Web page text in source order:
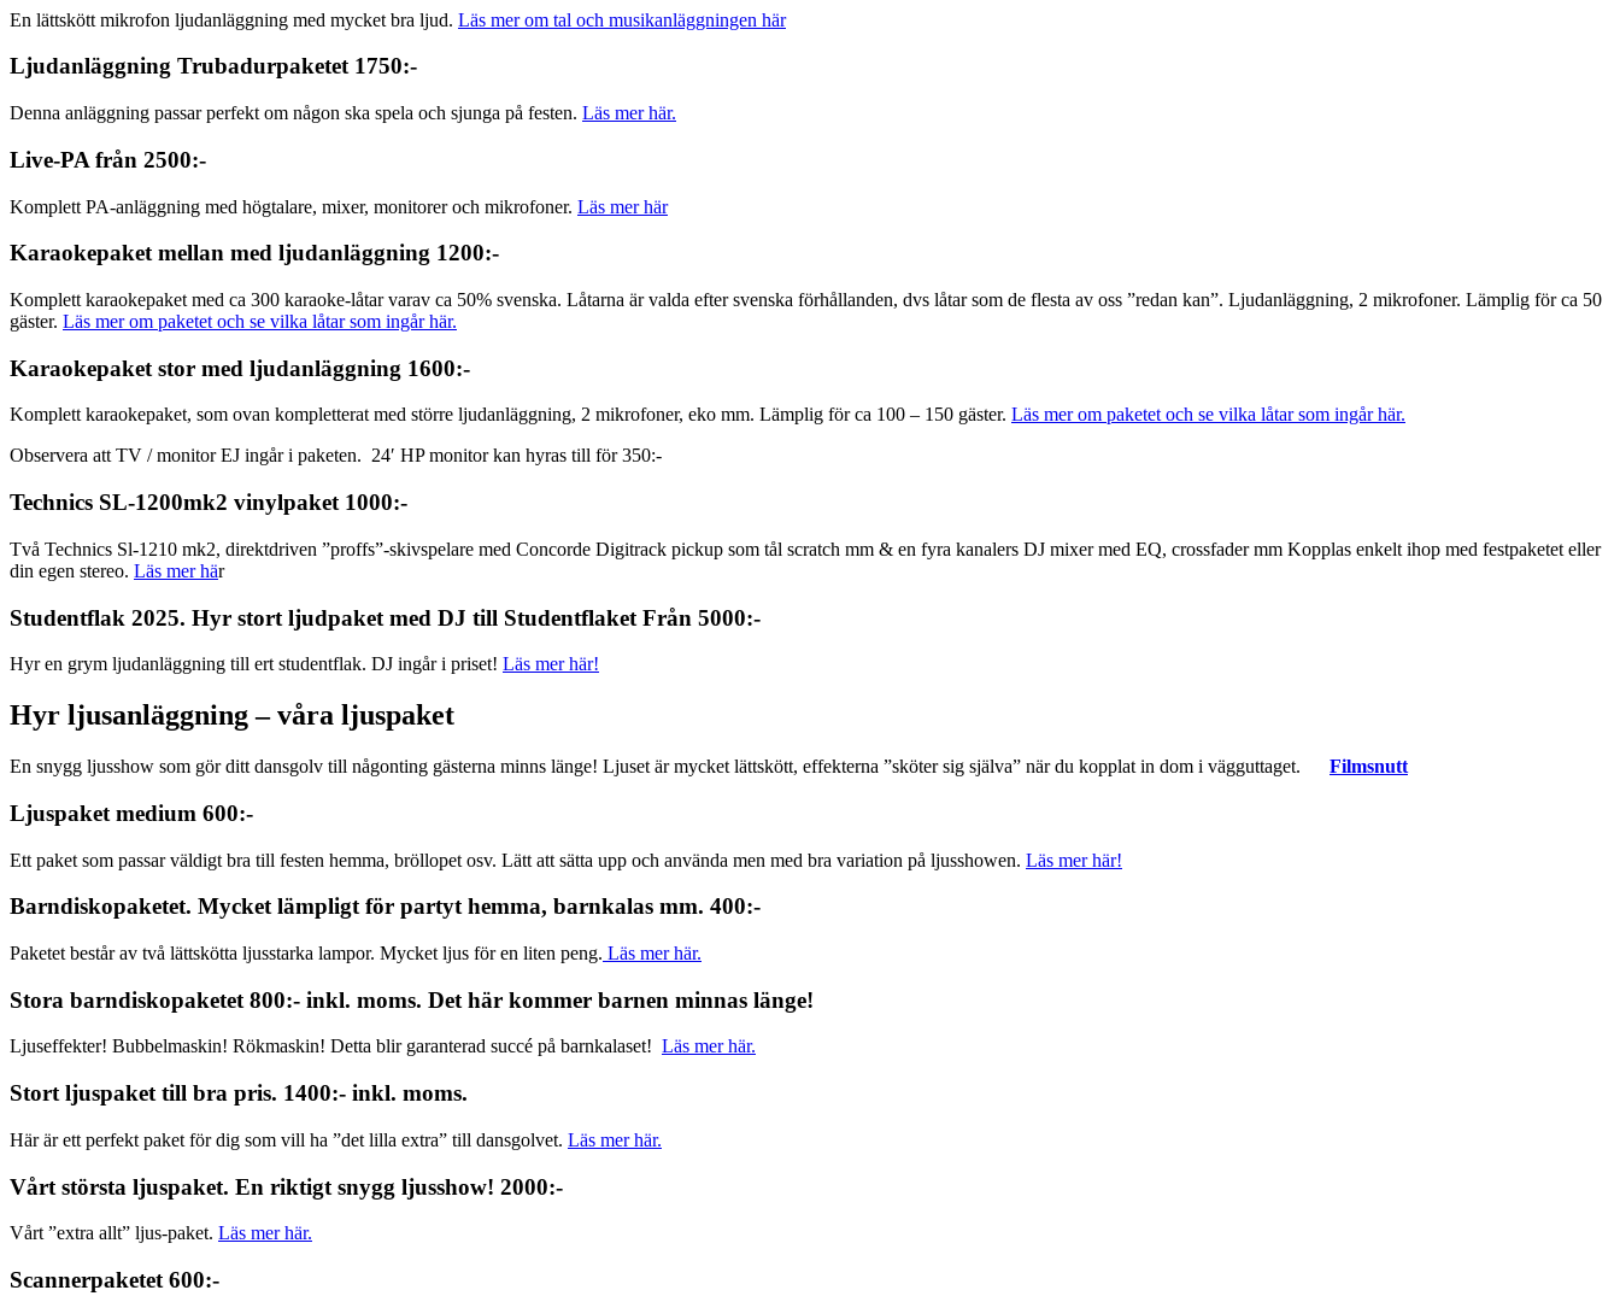
En lättskött mikrofon ljudanläggning med mycket bra ljud. Läs mer om tal och musikanläggningen här
Ljudanläggning Trubadurpaketet 1750:-
Denna anläggning passar perfekt om någon ska spela och sjunga på festen. Läs mer här.
Live-PA från 2500:-
Komplett PA-anläggning med högtalare, mixer, monitorer och mikrofoner. Läs mer här
Karaokepaket mellan med ljudanläggning 1200:-
Komplett karaokepaket med ca 300 karaoke-låtar varav ca 50% svenska. Låtarna är valda efter svenska förhållanden, dvs låtar som de flesta av oss ”redan kan”. Ljudanläggning, 2 mikrofoner. Lämplig för ca 50
gäster. Läs mer om paketet och se vilka låtar som ingår här.
Karaokepaket stor med ljudanläggning 1600:-
Komplett karaokepaket, som ovan kompletterat med större ljudanläggning, 2 mikrofoner, eko mm. Lämplig för ca 100 – 150 gäster. Läs mer om paketet och se vilka låtar som ingår här.
Observera att TV / monitor EJ ingår i paketen. 24′ HP monitor kan hyras till för 350:-
Technics SL-1200mk2 vinylpaket 1000:-
Två Technics Sl-1210 mk2, direktdriven ”proffs”-skivspelare med Concorde Digitrack pickup som tål scratch mm & en fyra kanalers DJ mixer med EQ, crossfader mm Kopplas enkelt ihop med festpaketet eller
din egen stereo. Läs mer här
Studentflak 2025. Hyr stort ljudpaket med DJ till Studentflaket Från 5000:-
Hyr en grym ljudanläggning till ert studentflak. DJ ingår i priset! Läs mer här!
Hyr ljusanläggning – våra ljuspaket
En snygg ljusshow som gör ditt dansgolv till någonting gästerna minns länge! Ljuset är mycket lättskött, effekterna ”sköter sig själva” när du kopplat in dom i vägguttaget. Filmsnutt
Ljuspaket medium 600:-
Ett paket som passar väldigt bra till festen hemma, bröllopet osv. Lätt att sätta upp och använda men med bra variation på ljusshowen. Läs mer här!
Barndiskopaketet. Mycket lämpligt för partyt hemma, barnkalas mm. 400:-
Paketet består av två lättskötta ljusstarka lampor. Mycket ljus för en liten peng. Läs mer här.
Stora barndiskopaketet 800:- inkl. moms. Det här kommer barnen minnas länge!
Ljuseffekter! Bubbelmaskin! Rökmaskin! Detta blir garanterad succé på barnkalaset! Läs mer här.
Stort ljuspaket till bra pris. 1400:- inkl. moms.
Här är ett perfekt paket för dig som vill ha ”det lilla extra” till dansgolvet. Läs mer här.
Vårt största ljuspaket. En riktigt snygg ljusshow! 2000:-
Vårt ”extra allt” ljus-paket. Läs mer här.
Scannerpaketet 600:-